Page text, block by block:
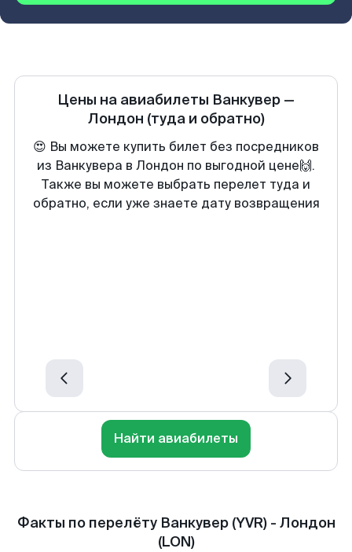
Цены на авиабилеты Ванкувер —
Лондон (туда и обратно)
😍 Вы можете купить билет без посредников
из Ванкувера в Лондон по выгодной цене🙌.
Также вы можете выбрать перелет туда и
обратно, если уже знаете дату возвращения
Найти авиабилеты
Факты по перелёту Ванкувер (YVR) - Лондон
(LON)